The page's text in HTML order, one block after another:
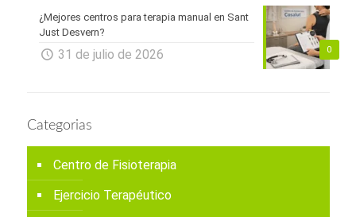
0
¿Mejores centros para terapia manual en Sant
Just Desvern?
31 de julio de 2026
Categorias
Centro de Fisioterapia
Ejercicio Terapéutico